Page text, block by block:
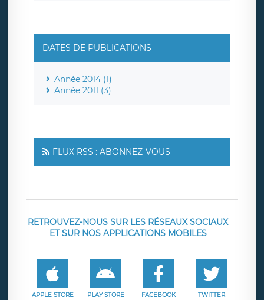
DATES DE PUBLICATIONS
Année 2014 (1)
Année 2011 (3)
FLUX RSS : ABONNEZ-VOUS
RETROUVEZ-NOUS SUR LES RÉSEAUX SOCIAUX
ET SUR NOS APPLICATIONS MOBILES
APPLE STORE PLAY STORE FACEBOOK TWITTER